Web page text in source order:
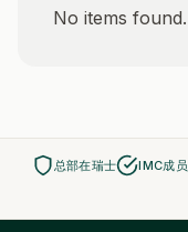
No items found.
总部在瑞士 IMC成员